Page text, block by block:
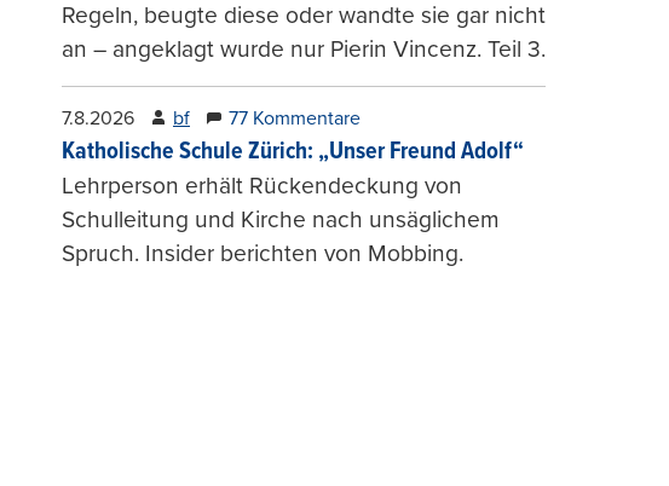
Regeln, beugte diese oder wandte sie gar nicht
an – angeklagt wurde nur Pierin Vincenz. Teil 3.
7.8.2026 bf 77 Kommentare
Katholische Schule Zürich: „Unser Freund Adolf“
Lehrperson erhält Rückendeckung von
Schulleitung und Kirche nach unsäglichem
Spruch. Insider berichten von Mobbing.